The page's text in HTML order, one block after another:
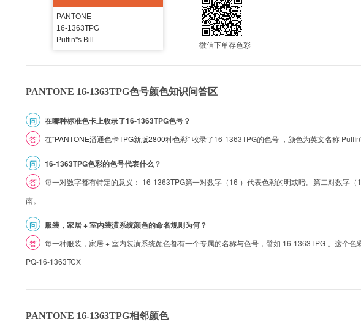
PANTONE
16-1363TPG
Puffin''s Bill
微信下单存色彩
PANTONE 16-1363TPG色号颜色知识问答区
问 在哪种标准色卡上收录了16-1363TPG色号？
答 在“PANTONE潘通色卡TPG新版2800种色彩” 收录了16-1363TPG的色号 ，颜色为英文名称
问 16-1363TPG色彩的色号代表什么？
答
每一对数字都有特定的意义： 16-1363TPG第一对数字（16 ）代表色彩的明或暗。第二对数字
南。
问 服装，家居 + 室内装潢系统颜色的命名规则为何？
答
每一种服装，家居 + 室内装潢系统颜色都有一个专属的名称与色号，譬如 16-1363TPG 。这个
PQ-16-1363TCX
PANTONE 16-1363TPG相邻颜色